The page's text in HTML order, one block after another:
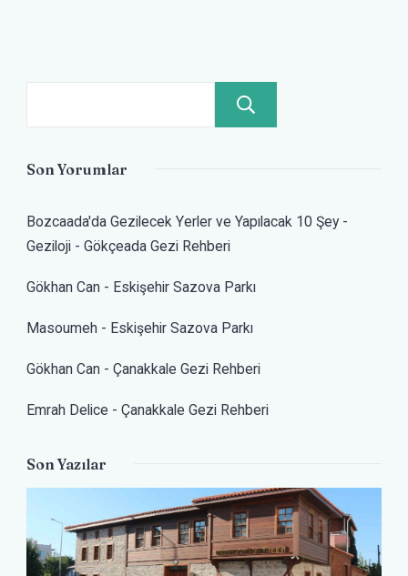
Son Yorumlar
Bozcaada'da Gezilecek Yerler ve Yapılacak 10 Şey -
Geziloji - Gökçeada Gezi Rehberi
Gökhan Can - Eskişehir Sazova Parkı
Masoumeh - Eskişehir Sazova Parkı
Gökhan Can - Çanakkale Gezi Rehberi
Emrah Delice - Çanakkale Gezi Rehberi
Son Yazılar